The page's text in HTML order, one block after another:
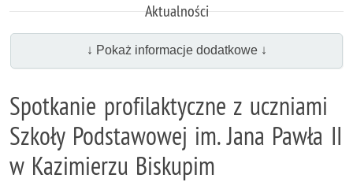
Aktualności
↓ Pokaż informacje dodatkowe ↓
Spotkanie profilaktyczne z uczniami
Szkoły Podstawowej im. Jana Pawła II
w Kazimierzu Biskupim